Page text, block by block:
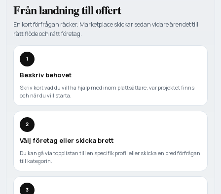
Från landning till offert
En kort förfrågan räcker. Marketplace skickar sedan vidare ärendet till
rätt flöde och rätt företag.
1
Beskriv behovet
Skriv kort vad du vill ha hjälp med inom plattsättare, var projektet finns
och när du vill starta.
2
Välj företag eller skicka brett
Du kan gå via topplistan till en specifik profil eller skicka en bred förfrågan
till kategorin.
3